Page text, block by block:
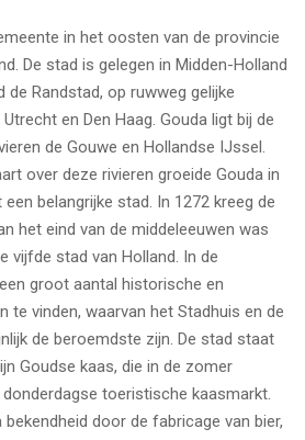
in het oosten van de provincie
De stad is gelegen in Midden-Holland
de Randstad, op ruwweg gelijke
en Den Haag. Gouda ligt bij de
de Gouwe en Hollandse IJssel.
over deze rivieren groeide Gouda in
belangrijke stad. In 1272 kreeg de
het eind van de middeleeuwen was
vijfde stad van Holland. In de
groot aantal historische en
te vinden, waarvan het Stadhuis en de
de beroemdste zijn. De stad staat
Goudse kaas, die in de zomer
toeristische kaasmarkt.
door de fabricage van bier,